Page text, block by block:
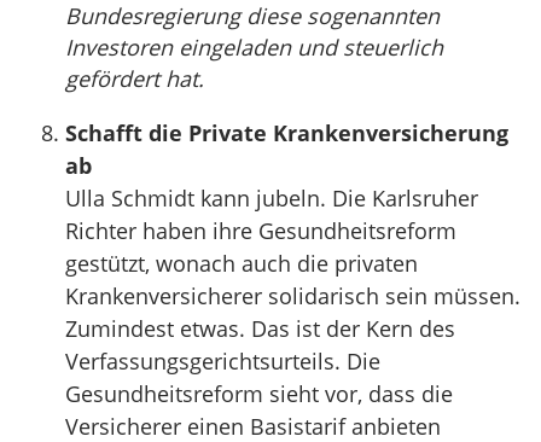
Bundesregierung diese sogenannten
Investoren eingeladen und steuerlich
gefördert hat.
Schafft die Private Krankenversicherung
ab
Ulla Schmidt kann jubeln. Die Karlsruher
Richter haben ihre Gesundheitsreform
gestützt, wonach auch die privaten
Krankenversicherer solidarisch sein müssen.
Zumindest etwas. Das ist der Kern des
Verfassungsgerichtsurteils. Die
Gesundheitsreform sieht vor, dass die
Versicherer einen Basistarif anbieten